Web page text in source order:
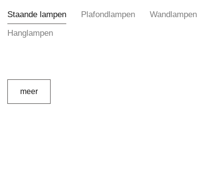
Staande lampen Plafondlampen
Wandlampen
Hanglampen
meer